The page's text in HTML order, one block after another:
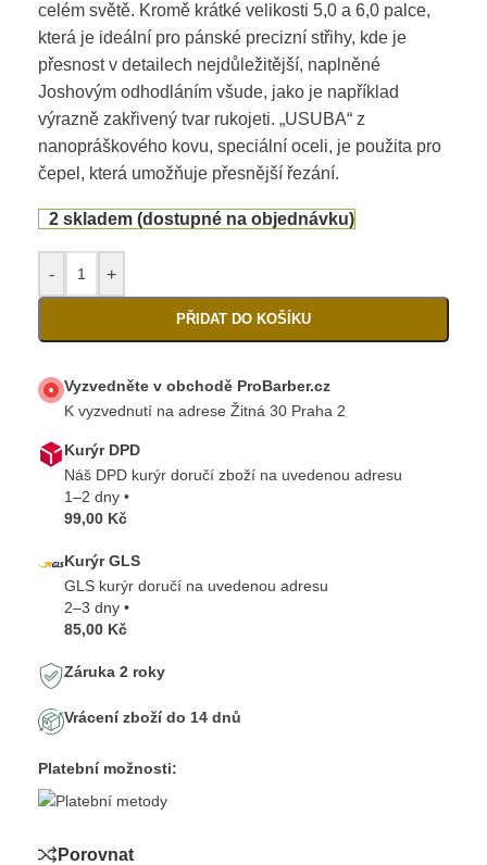
celém světě. Kromě krátké velikosti 5,0 a 6,0 palce,
která je ideální pro pánské precizní střihy, kde je
přesnost v detailech nejdůležitější, naplněné
Joshovým odhodláním všude, jako je například
výrazně zakřivený tvar rukojeti. „USUBA“ z
nanopráškového kovu, speciální oceli, je použita pro
čepel, která umožňuje přesnější řezání.
2 skladem (dostupné na objednávku)
- +
PŘIDAT DO KOŠÍKU
Vyzvedněte v obchodě ProBarber.cz
K vyzvednutí na adrese Žitná 30 Praha 2
Kurýr DPD
Náš DPD kurýr doručí zboží na uvedenou adresu
1–2 dny •
99,00 Kč
Kurýr GLS
GLS kurýr doručí na uvedenou adresu
2–3 dny •
85,00 Kč
Záruka 2 roky
Vrácení zboží do 14 dnů
Platební možnosti:
Porovnat